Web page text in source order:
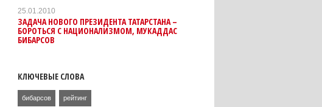
25.01.2010
ЗАДАЧА НОВОГО ПРЕЗИДЕНТА ТАТАРСТАНА –
БОРОТЬСЯ С НАЦИОНАЛИЗМОМ, МУКАДДАС
БИБАРСОВ
КЛЮЧЕВЫЕ СЛОВА
бибарсов рейтинг